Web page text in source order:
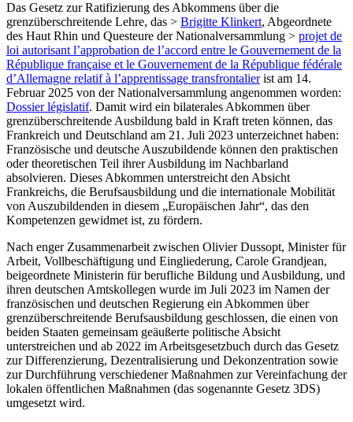
Das Gesetz zur Ratifizierung des Abkommens über die
grenzüberschreitende Lehre, das > Brigitte Klinkert, Abgeordnete
des Haut Rhin und Questeure der Nationalversammlung > projet de
loi autorisant l’approbation de l’accord entre le Gouvernement de la
République française et le Gouvernement de la République fédérale
d’Allemagne relatif à l’apprentissage transfrontalierist am 14.
Februar 2025 von der Nationalversammlung angenommen worden:
Dossier législatif. Damit wird ein bilaterales Abkommen über
grenzüberschreitende Ausbildung bald in Kraft treten können, das
Frankreich und Deutschland am 21. Juli 2023 unterzeichnet haben:
Französische und deutsche Auszubildende können den praktischen
oder theoretischen Teil ihrer Ausbildung im Nachbarland
absolvieren. Dieses Abkommen unterstreicht den Absicht
Frankreichs, die Berufsausbildung und die internationale Mobilität
von Auszubildenden in diesem „Europäischen Jahr“, das den
Kompetenzen gewidmet ist, zu fördern.
Nach enger Zusammenarbeit zwischen Olivier Dussopt, Minister für
Arbeit, Vollbeschäftigung und Eingliederung, Carole Grandjean,
beigeordnete Ministerin für berufliche Bildung und Ausbildung, und
ihren deutschen Amtskollegen wurde im Juli 2023 im Namen der
französischen und deutschen Regierung ein Abkommen über
grenzüberschreitende Berufsausbildung geschlossen, die einen von
beiden Staaten gemeinsam geäußerte politische Absicht
unterstreichen und ab 2022 im Arbeitsgesetzbuch durch das Gesetz
zur Differenzierung, Dezentralisierung und Dekonzentration sowie
zur Durchführung verschiedener Maßnahmen zur Vereinfachung der
lokalen öffentlichen Maßnahmen (das sogenannte Gesetz 3DS)
umgesetzt wird.